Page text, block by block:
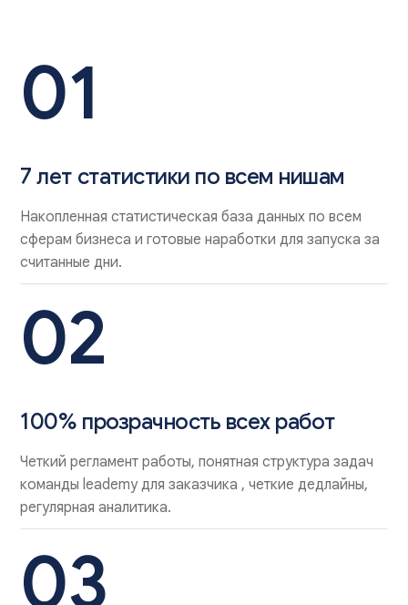
01
7 лет статистики по всем нишам
Накопленная статистическая база данных по всем
сферам бизнеса и готовые наработки для запуска за
считанные дни.
02
100% прозрачность всех работ
Четкий регламент работы, понятная структура задач
команды leademy для заказчика , четкие дедлайны,
регулярная аналитика.
03